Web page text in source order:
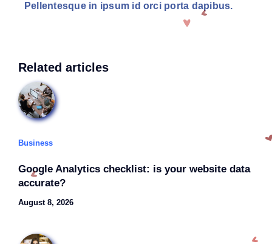
Pellentesque in ipsum id orci porta dapibus.
Related articles
Business
Google Analytics checklist: is your website data
accurate?
August 8, 2026